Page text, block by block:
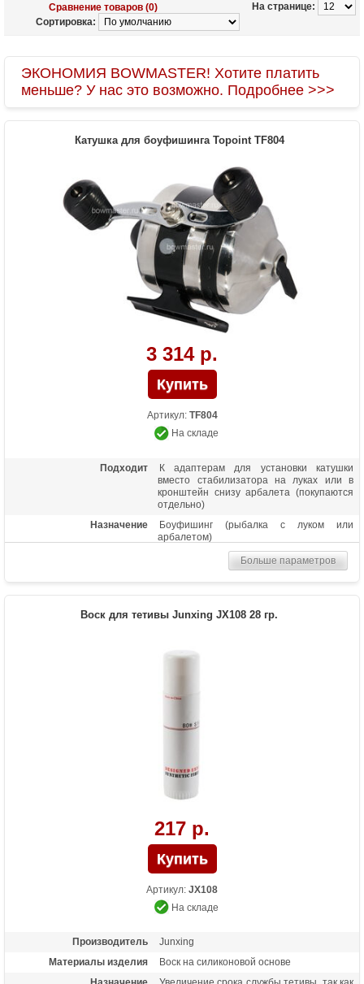
На странице:
Сравнение товаров (0)
Сортировка:
ЭКОНОМИЯ BOWMASTER! Хотите платить
меньше? У нас это возможно. Подробнее >>>
Катушка для боуфишинга Topoint TF804
3 314 р.
Артикул: TF804
На складе
Подходит
К адаптерам для установки катушки
вместо стабилизатора на луках или в
кронштейн снизу арбалета (покупаются
отдельно)
Назначение
Боуфишинг (рыбалка с луком или
арбалетом)
Больше параметров
Воск для тетивы Junxing JX108 28 гр.
217 р.
Артикул: JX108
На складе
Производитель
Junxing
Материалы изделия
Воск на силиконовой основе